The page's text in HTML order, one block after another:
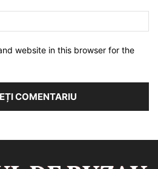
website in this browser for the